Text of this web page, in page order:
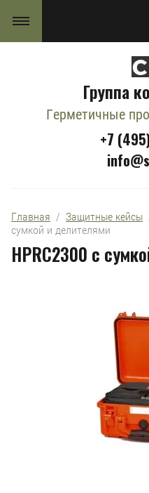
Группа
Герметичные
+7
Главная
  /
Защитные кейсы
сумкой и делителями
HPRC2300 с